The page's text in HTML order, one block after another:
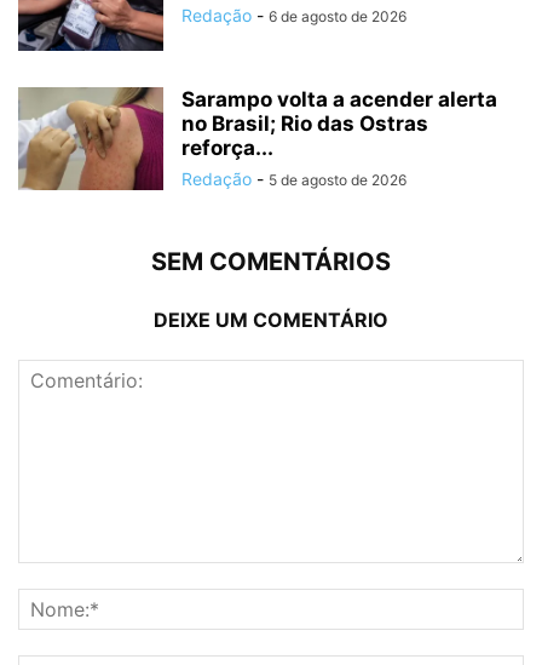
Redação - 6 de agosto de 2026
Sarampo volta a acender alerta
no Brasil; Rio das Ostras
reforça...
Redação - 5 de agosto de 2026
SEM COMENTÁRIOS
DEIXE UM COMENTÁRIO